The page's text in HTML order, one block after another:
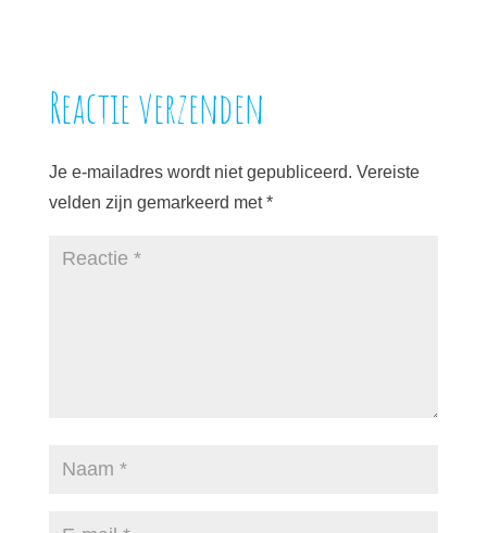
Reactie verzenden
Je e-mailadres wordt niet gepubliceerd. Vereiste
velden zijn gemarkeerd met*